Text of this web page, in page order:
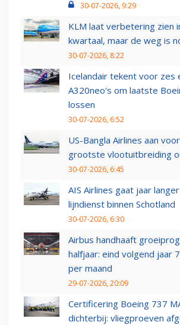
30-07-2026, 9:29
KLM laat verbetering zien
kwartaal, maar de weg is
30-07-2026, 8:22
Icelandair tekent voor zes
A320neo's om laatste
lossen
30-07-2026, 6:52
US-Bangla Airlines aan
grootste vlootuitbreiding
30-07-2026, 6:45
AIS Airlines gaat jaar
lijndienst binnen Schotland
30-07-2026, 6:30
Airbus handhaaft
halfjaar: eind volgend jaar
per maand
29-07-2026, 20:09
Certificering Boeing 737
dichterbij: vliegproeven